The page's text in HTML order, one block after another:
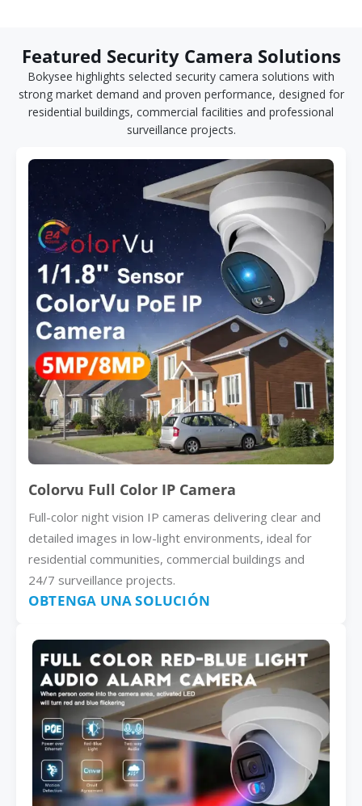
Featured Security Camera Solutions
Bokysee highlights selected security camera solutions with
strong market demand and proven performance, designed for
residential buildings, commercial facilities and professional
surveillance projects.
Colorvu Full Color IP Camera
Full-color night vision IP cameras delivering clear and
detailed images in low-light environments, ideal for
residential communities, commercial buildings and
24/7 surveillance projects.
OBTENGA UNA SOLUCIÓN